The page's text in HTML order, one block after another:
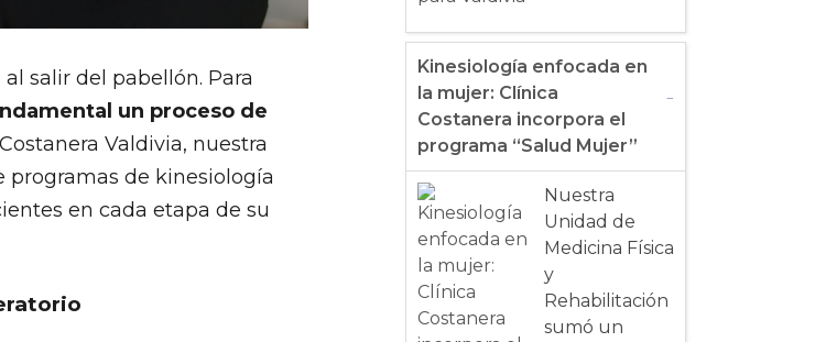
salir del pabellón. Para
un proceso de
Valdivia, nuestra
programas de kinesiología
en cada etapa de su
Kinesiología enfocada en
la mujer: Clínica
Costanera incorpora el
programa “Salud Mujer”
Nuestra
Unidad de
Medicina Física
y
Rehabilitación
sumó un